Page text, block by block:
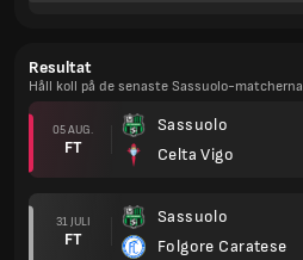
Resultat
Håll koll på de senaste Sassuolo-matcherna
05 AUG.
FT
Sassuolo
Celta Vigo
31 JULI
FT
Sassuolo
Folgore Caratese